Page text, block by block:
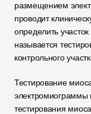
размещением
проводит
определить
называется
контрольного
Тестирование
электромиограммы
тестирования